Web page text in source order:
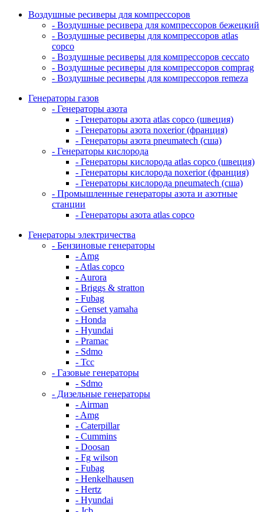
Воздушные ресиверы для компрессоров
- Воздушные ресивера для компрессоров бежецкий
- Воздушные ресиверы для компрессоров atlas
copco
- Воздушные ресиверы для компрессоров ceccato
- Воздушные ресиверы для компрессоров comprag
- Воздушные ресиверы для компрессоров remeza
Генераторы газов
- Генераторы азота
- Генераторы азота atlas copco (швеция)
- Генераторы азота noxerior (франция)
- Генераторы азота pneumatech (сша)
- Генераторы кислорода
- Генераторы кислорода atlas copco (швеция)
- Генераторы кислорода noxerior (франция)
- Генераторы кислорода pneumatech (сша)
- Промышленные генераторы азота и азотные
станции
- Генераторы азота atlas copco
Генераторы электричества
- Бензиновые генераторы
- Amg
- Atlas copco
- Aurora
- Briggs & stratton
- Fubag
- Genset yamaha
- Honda
- Hyundai
- Pramac
- Sdmo
- Тсс
- Газовые генераторы
- Sdmo
- Дизельные генераторы
- Airman
- Amg
- Caterpillar
- Cummins
- Doosan
- Fg wilson
- Fubag
- Henkelhausen
- Hertz
- Hyundai